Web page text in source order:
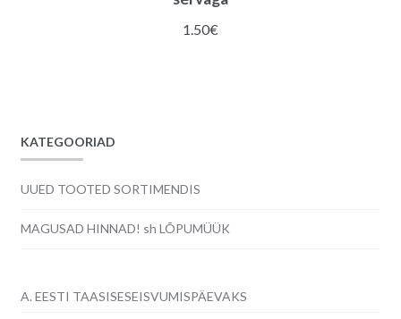
1.50€
KATEGOORIAD
UUED TOOTED SORTIMENDIS
MAGUSAD HINNAD! sh LÕPUMÜÜK
A. EESTI TAASISESEISVUMISPÄEVAKS